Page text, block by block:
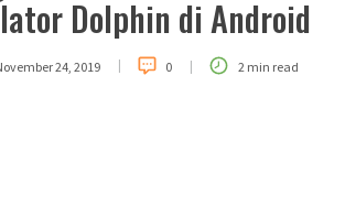
Dolphin di Android
24, 2019 | 0 | 2 min read